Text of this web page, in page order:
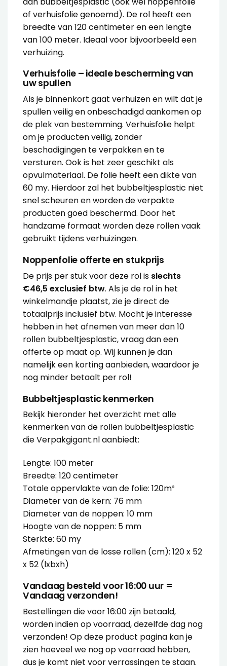
of verhuisfolie genoemd). De rol heeft een
breedte van 120 centimeter en een lengte
van 100 meter. Ideaal voor bijvoorbeeld een
verhuizing.
Verhuisfolie – ideale bescherming van
uw spullen
Als je binnenkort gaat verhuizen en wilt dat je
spullen veilig en onbeschadigd aankomen op
de plek van bestemming. Verhuisfolie helpt
om je producten veilig, zonder
beschadigingen te verpakken en te
versturen. Ook is het zeer geschikt als
opvulmateriaal. De folie heeft een dikte van
60 my. Hierdoor zal het bubbeltjesplastic niet
snel scheuren en worden de verpakte
producten goed beschermd. Door het
handzame formaat worden deze rollen vaak
gebruikt tijdens verhuizingen.
Noppenfolie offerte en stukprijs
De prijs per stuk voor deze rol is slechts
€46,5 exclusief btw. Als je de rol in het
winkelmandje plaatst, zie je direct de
totaalprijs inclusief btw. Mocht je interesse
hebben in het afnemen van meer dan 10
rollen bubbeltjesplastic, vraag dan een
offerte op maat op. Wij kunnen je dan
namelijk een korting aanbieden, waardoor je
nog minder betaalt per rol!
Bubbeltjesplastic kenmerken
Bekijk hieronder het overzicht met alle
kenmerken van de rollen bubbeltjesplastic
die Verpakgigant.nl aanbiedt:
Lengte: 100 meter
Breedte: 120 centimeter
Totale oppervlakte van de folie: 120m²
Diameter van de kern: 76 mm
Diameter van de noppen: 10 mm
Hoogte van de noppen: 5 mm
Sterkte: 60 my
Afmetingen van de losse rollen (cm): 120 x 52
x 52 (lxbxh)
Vandaag besteld voor 16:00 uur =
Vandaag verzonden!
Bestellingen die voor 16:00 zijn betaald,
worden indien op voorraad, dezelfde dag nog
verzonden! Op deze product pagina kan je
zien hoeveel we nog op voorraad hebben,
dus je komt niet voor verrassingen te staan.